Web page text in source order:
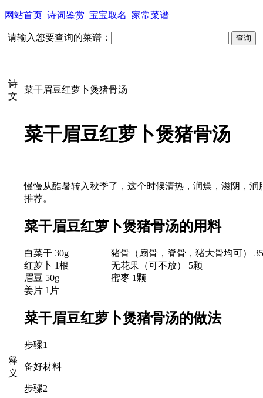
网站首页 诗词鉴赏 宝宝取名 家常菜谱
请输入您要查询的菜谱：
诗
文
菜干眉豆红萝卜煲猪骨汤
释
义
菜干眉豆红萝卜煲猪骨汤
慢慢从酷暑转入秋季了，这个时候清热，润燥，滋阴，
菜干眉豆红萝卜煲猪骨汤的用料
白菜干 30g
猪骨（扇骨，脊骨，猪大骨均可）
红萝卜 1根
无花果（可不放） 5颗
眉豆 50g
蜜枣 1颗
姜片 1片
菜干眉豆红萝卜煲猪骨汤的做法
步骤1
备好材料
步骤2